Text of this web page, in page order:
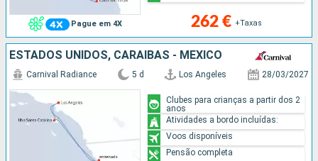
Pague em 4X 262 € +Taxas
ESTADOS UNIDOS, CARAIBAS - MEXICO
Carnival Radiance 5 d Los Angeles 28/03/2027
Clubes para crianças a partir dos 2
anos
Atividades a bordo incluídas:
Voos disponíveis
Pensão completa